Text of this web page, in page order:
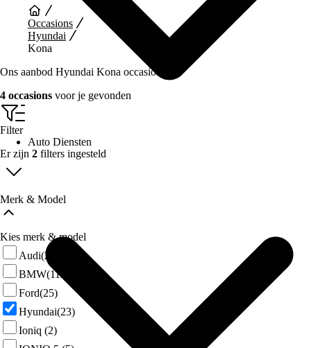
Auto Diensten
Occasions
Hyundai
Kona
Ons aanbod Hyundai Kona occasions
4 occasions voor je gevonden
Filter
Er zijn 2 filters ingesteld
Merk & Model
Kies merk & model
Audi(29)
BMW(111)
Ford(25)
Hyundai(23)
Ioniq (2)